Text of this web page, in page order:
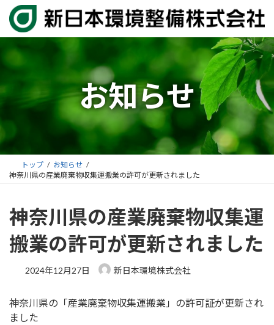
テ
ン
ツ
ス
ッ
プ
ゲ
ー
シ
ン
移
動
お知らせ
トップ
お知らせ
神奈川県の産業廃棄物収集運搬業の許可が更新されました
神奈川県の産業廃棄物収集運
搬業の許可が更新されました
2024年12月27日 新日本環境株式会社
神奈川県の「産業廃棄物収集運搬業」の許可証が更新され
ました